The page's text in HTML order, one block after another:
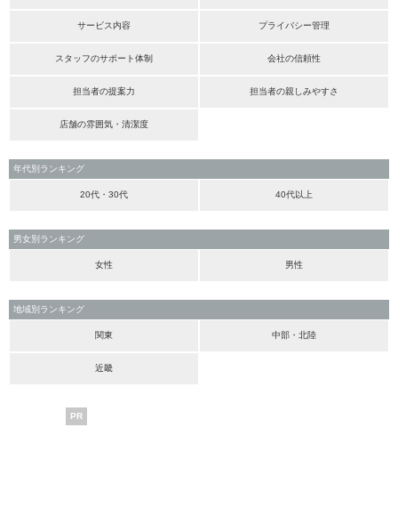
サービス内容 プライバシー管理
スタッフのサポート体制 会社の信頼性
担当者の提案力 担当者の親しみやすさ
店舗の雰囲気・清潔度
年代別ランキング
20代・30代 40代以上
男女別ランキング
女性 男性
地域別ランキング
関東 中部・北陸
近畿
PR